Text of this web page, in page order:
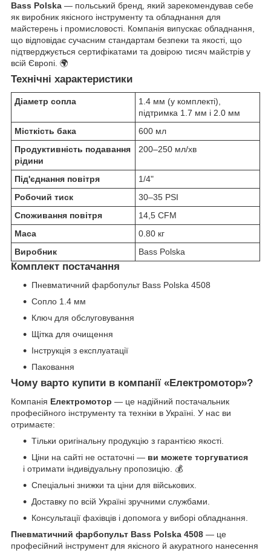
Bass Polska — польський бренд, який зарекомендував себе
як виробник якісного інструменту та обладнання для
майстерень і промисловості. Компанія випускає обладнання,
що відповідає сучасним стандартам безпеки та якості, що
підтверджується сертифікатами та довірою тисяч майстрів у
всій Європі. 🌍
Технічні характеристики
Діаметр сопла
1.4 мм (у комплекті),
підтримка 1.7 мм і 2.0 мм
Місткість бака
600 мл
Продуктивність подавання
рідини
200–250 мл/хв
Під'єднання повітря
1/4"
Робочий тиск
30–35 PSI
Споживання повітря
14,5 CFM
Маса
0.80 кг
Виробник
Bass Polska
Комплект постачання
Пневматичний фарбопульт Bass Polska 4508
Сопло 1.4 мм
Ключ для обслуговування
Щітка для очищення
Інструкція з експлуатації
Паковання
Чому варто купити в компанії «Електромотор»?
Компанія Електромотор — це надійний постачальник
професійного інструменту та техніки в Україні. У нас ви
отримаєте:
Тільки оригінальну продукцію з гарантією якості.
Ціни на сайті не остаточні — ви можете торгуватися
і отримати індивідуальну пропозицію. 💰
Спеціальні знижки та ціни для військових.
Доставку по всій Україні зручними службами.
Консультації фахівців і допомога у виборі обладнання.
Пневматичний фарбопульт Bass Polska 4508 — це
професійний інструмент для якісного й акуратного нанесення